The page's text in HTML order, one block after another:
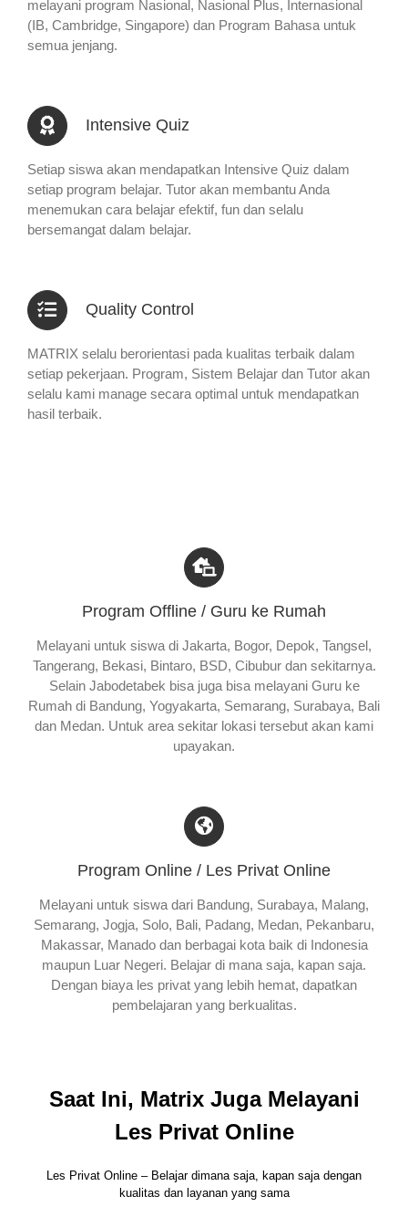
melayani program Nasional, Nasional Plus, Internasional
(IB, Cambridge, Singapore) dan Program Bahasa untuk
semua jenjang.
Intensive Quiz
Setiap siswa akan mendapatkan Intensive Quiz dalam
setiap program belajar. Tutor akan membantu Anda
menemukan cara belajar efektif, fun dan selalu
bersemangat dalam belajar.
Quality Control
MATRIX selalu berorientasi pada kualitas terbaik dalam
setiap pekerjaan. Program, Sistem Belajar dan Tutor akan
selalu kami manage secara optimal untuk mendapatkan
hasil terbaik.
Program Offline / Guru ke Rumah
Melayani untuk siswa di Jakarta, Bogor, Depok, Tangsel,
Tangerang, Bekasi, Bintaro, BSD, Cibubur dan sekitarnya.
Selain Jabodetabek bisa juga bisa melayani Guru ke
Rumah di Bandung, Yogyakarta, Semarang, Surabaya, Bali
dan Medan. Untuk area sekitar lokasi tersebut akan kami
upayakan.
Program Online / Les Privat Online
Melayani untuk siswa dari Bandung, Surabaya, Malang,
Semarang, Jogja, Solo, Bali, Padang, Medan, Pekanbaru,
Makassar, Manado dan berbagai kota baik di Indonesia
maupun Luar Negeri. Belajar di mana saja, kapan saja.
Dengan biaya les privat yang lebih hemat, dapatkan
pembelajaran yang berkualitas.
Saat Ini, Matrix Juga Melayani
Les Privat Online
Les Privat Online – Belajar dimana saja, kapan saja dengan
kualitas dan layanan yang sama